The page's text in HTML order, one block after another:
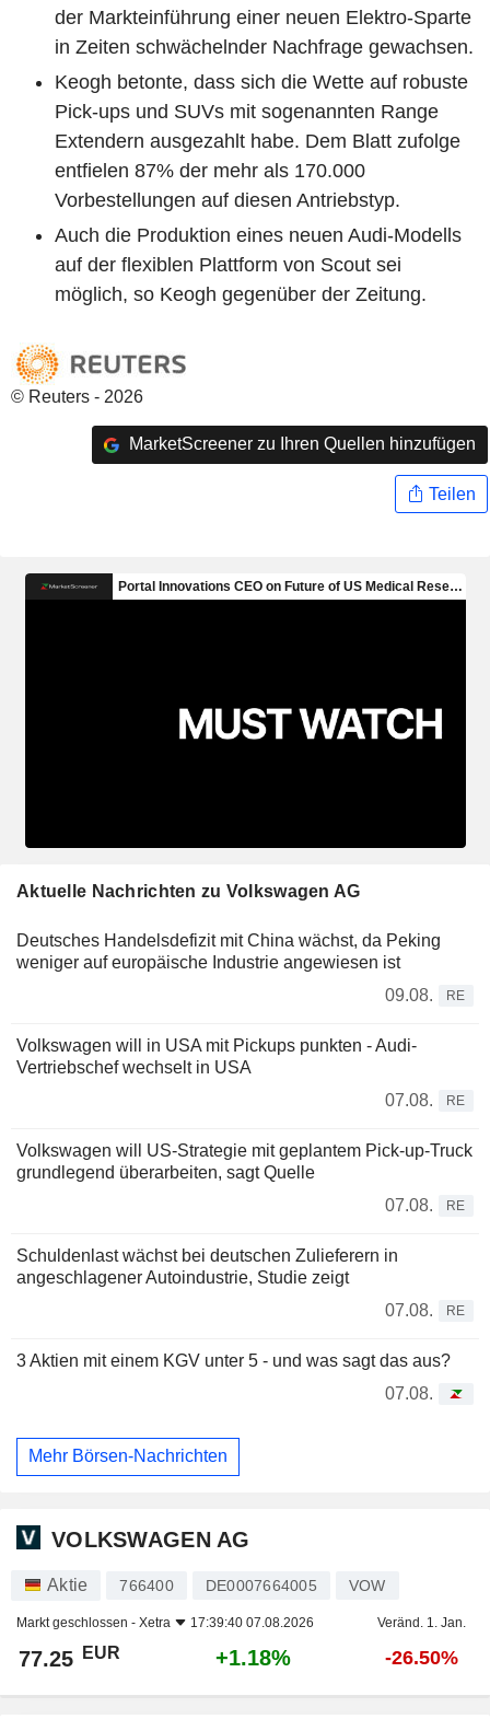
der Markteinführung einer neuen Elektro-Sparte
in Zeiten schwächelnder Nachfrage gewachsen.
Keogh betonte, dass sich die Wette auf robuste
Pick-ups und SUVs mit sogenannten Range
Extendern ausgezahlt habe. Dem Blatt zufolge
entfielen 87% der mehr als 170.000
Vorbestellungen auf diesen Antriebstyp.
Auch die Produktion eines neuen Audi-Modells
auf der flexiblen Plattform von Scout sei
möglich, so Keogh gegenüber der Zeitung.
© Reuters - 2026
MarketScreener zu Ihren Quellen hinzufügen
Teilen
Aktuelle Nachrichten zu Volkswagen AG
Deutsches Handelsdefizit mit China wächst, da Peking
weniger auf europäische Industrie angewiesen ist
09.08.
RE
Volkswagen will in USA mit Pickups punkten - Audi-
Vertriebschef wechselt in USA
07.08.
RE
Volkswagen will US-Strategie mit geplantem Pick-up-Truck
grundlegend überarbeiten, sagt Quelle
07.08.
RE
Schuldenlast wächst bei deutschen Zulieferern in
angeschlagener Autoindustrie, Studie zeigt
07.08.
RE
3 Aktien mit einem KGV unter 5 - und was sagt das aus?
07.08.
Mehr Börsen-Nachrichten
VOLKSWAGEN AG
Aktie 766400 DE0007664005 VOW
Markt geschlossen - Xetra 17:39:40 07.08.2026 Veränd. 1. Jan.
77.25 EUR +1.18% -26.50%